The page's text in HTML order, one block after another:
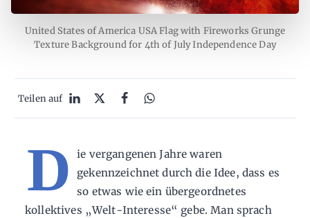
United States of America USA Flag with Fireworks Grunge
Texture Background for 4th of July Independence Day
Teilen auf
D
ie vergangenen Jahre waren
gekennzeichnet durch die Idee, dass es
so etwas wie ein übergeordnetes
kollektives „Welt-Interesse“ gebe. Man sprach